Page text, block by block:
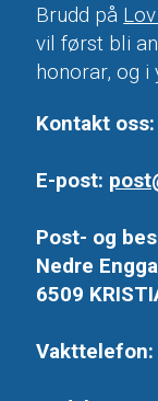
Brudd på
vil først bli
honorar, og
Kontakt oss:
E-post:
Post- og
Nedre
6509
Vakttelefon: